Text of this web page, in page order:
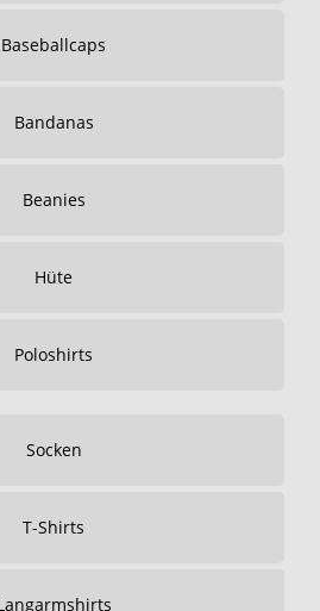
Baseballcaps
Bandanas
Beanies
Hüte
Poloshirts
Socken
T-Shirts